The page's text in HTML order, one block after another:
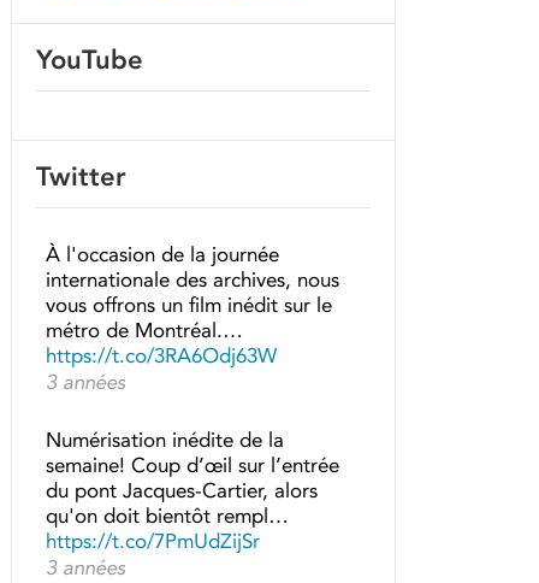
YouTube
Twitter
À l'occasion de la journée
internationale des archives, nous
vous offrons un film inédit sur le
métro de Montréal.…
https://t.co/3RA6Odj63W
3 années
Numérisation inédite de la
semaine! Coup d’œil sur l’entrée
du pont Jacques-Cartier, alors
qu'on doit bientôt rempl…
https://t.co/7PmUdZijSr
3 années